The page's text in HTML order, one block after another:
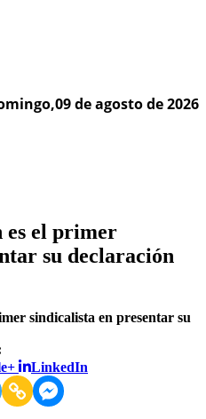
de agosto de 2026
es el primer
su declaración
LinkedIn